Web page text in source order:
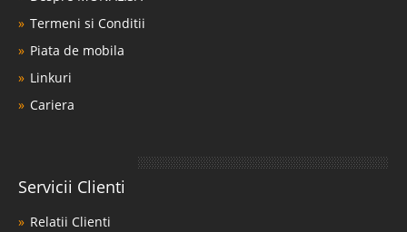
Termeni si Conditii
Piata de mobila
Linkuri
Cariera
Servicii Clienti
Relatii Clienti